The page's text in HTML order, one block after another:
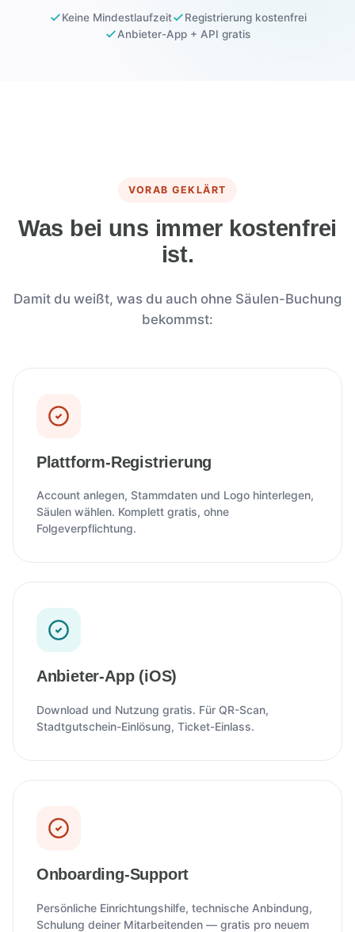
Keine Mindestlaufzeit
Registrierung kostenfrei
Anbieter-App + API gratis
VORAB GEKLÄRT
Was bei uns immer kostenfrei
ist.
Damit du weißt, was du auch ohne Säulen-Buchung
bekommst:
Plattform-Registrierung
Account anlegen, Stammdaten und Logo hinterlegen,
Säulen wählen. Komplett gratis, ohne
Folgeverpflichtung.
Anbieter-App (iOS)
Download und Nutzung gratis. Für QR-Scan,
Stadtgutschein-Einlösung, Ticket-Einlass.
Onboarding-Support
Persönliche Einrichtungshilfe, technische Anbindung,
Schulung deiner Mitarbeitenden — gratis pro neuem